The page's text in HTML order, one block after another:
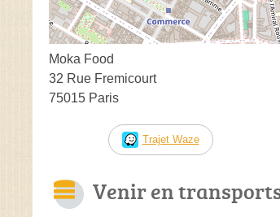
Moka Food
32 Rue Fremicourt
75015 Paris
Trajet Waze
Venir en